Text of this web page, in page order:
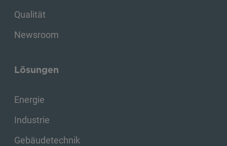
Qualität
Newsroom
Lösungen
Energie
Industrie
Gebäudetechnik